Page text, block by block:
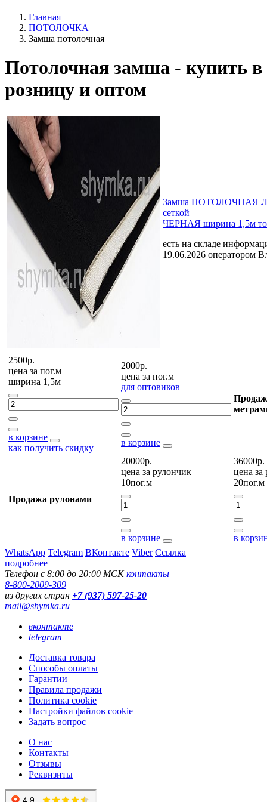
Главная
ПОТОЛОЧКА
Замша потолочная
Потолочная замша - купить в
розницу и оптом
Замша ПОТОЛОЧНАЯ
сеткой
ЧЕРНАЯ ширина 1,5м
есть на складе
19.06.2026 оператором
2500р.
цена за пог.м
ширина 1,5м
в корзине
как получить скидку
2000р.
цена за пог.м
для оптовиков
в корзине
Продажа рулонами
20000р.
цена за рулончик
10пог.м
в корзине
36000р.
цена за
20пог.м
в
WhatsApp Telegram ВКонтакте Viber Ссылка
подробнее
Телефон с 8:00 до 20:00 МСКконтакты
8-800-2009-309
из других стран +7 (937) 597-25-20
mail@shymka.ru
вконтакте
telegram
Доставка товара
Способы оплаты
Гарантии
Правила продажи
Политика cookie
Настройки файлов cookie
Задать вопрос
О нас
Контакты
Отзывы
Реквизиты